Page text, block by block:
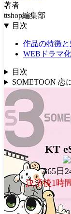
KT
365日
決済後1時
著者
ttshop編集部
目次
作品の特徴と
WEBドラマ
目次
SOMETOON 恋